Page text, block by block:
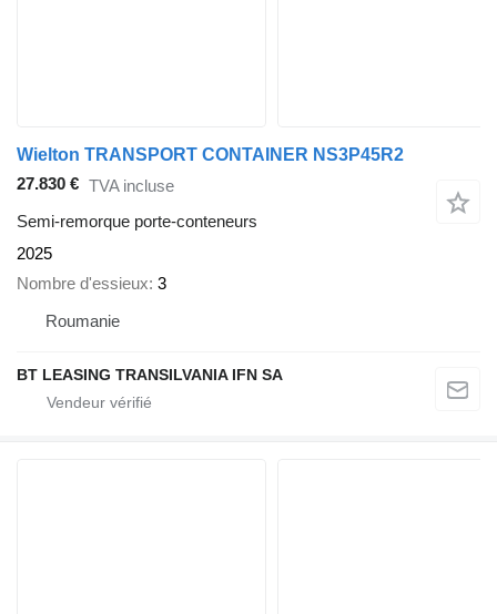
Wielton TRANSPORT CONTAINER NS3P45R2
27.830 € TVA incluse
Semi-remorque porte-conteneurs
2025
Nombre d'essieux 3
Roumanie
BT LEASING TRANSILVANIA IFN SA